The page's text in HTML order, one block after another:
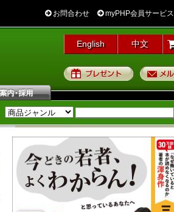
お問合わせ myPHP会員サービス
English 中文
プレゼント